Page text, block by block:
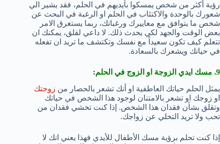
رؤية أكثر من شخص يمسكوا بأيديهم في الحلم، فقد يشير الي
شعورك بالوحدة والاكتئاب في الحلم او الرغبة في البحث عن
شخص ما يتوافق مع معاييرك ورغباتك، ربما يستغرق الامر
بعض الوقت والجهد لكي يحدث ذلك. لا داعي لقلق، يمكنك ان
تتعلم كيف تكون سعيداً مع نفسك وتكتشف ما تريد ان تفعله
في حياتك ويشعرك بالسعادة.
9. مسك ايدي الزوجة او الزوج في الحلم:
يمثل الحلم حياتك العاطفية او أنك تشعر بالحصار من زوجتك
او زوجك او تشعر بالامتنان لوجود هذا الشخص في حياتك
وتقلق بشأن فقدان هذا الشخص. إذا كنت تخشي فقدان من
تحب ولا تريد التخلي عن زواجك.
إذا كنت تحلم برؤية مسك الأطفال للأيدي فهذا يعني انك لا